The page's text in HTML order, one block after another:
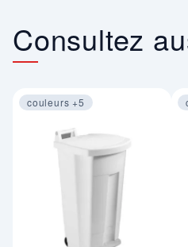
Consultez
couleurs +5
Image 1 sur 4